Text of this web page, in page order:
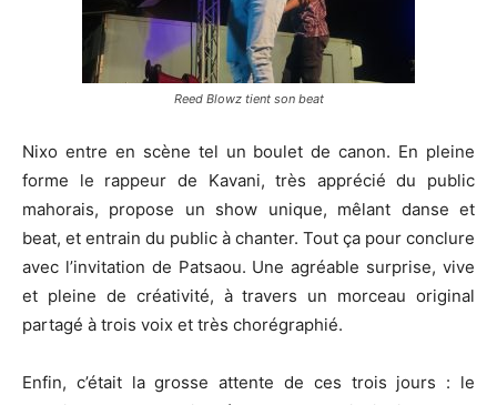
Reed Blowz tient son beat
Nixo entre en scène tel un boulet de canon. En pleine
forme le rappeur de Kavani, très apprécié du public
mahorais, propose un show unique, mêlant danse et
beat, et entrain du public à chanter. Tout ça pour conclure
avec l’invitation de Patsaou. Une agréable surprise, vive
et pleine de créativité, à travers un morceau original
partagé à trois voix et très chorégraphié.
Enfin, c’était la grosse attente de ces trois jours : le